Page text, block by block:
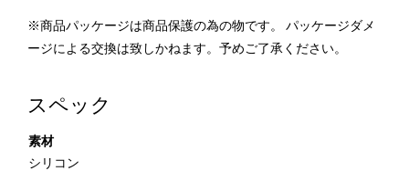
※商品パッケージは商品保護の為の物です。 パッケージダメ
ージによる交換は致しかねます。予めご了承ください。
スペック
素材
シリコン